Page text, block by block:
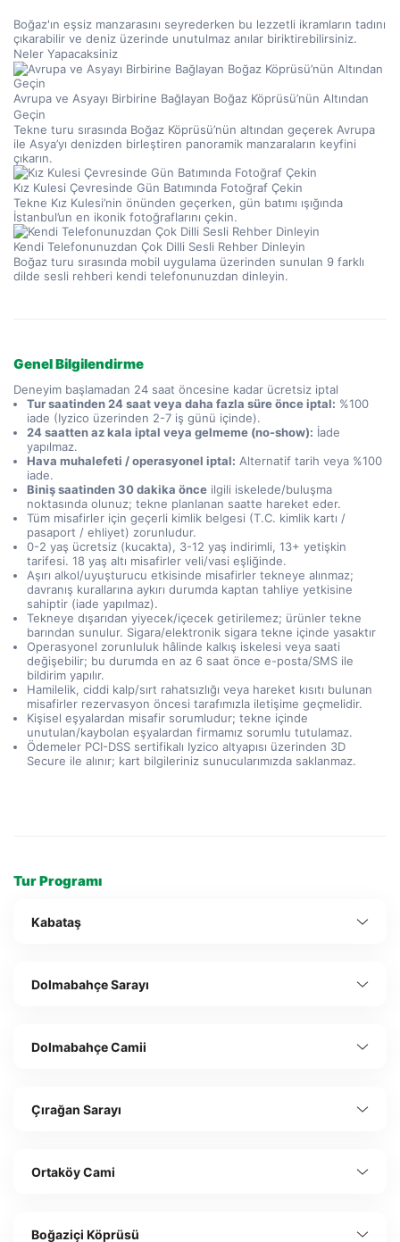
Boğaz'ın eşsiz manzarasını seyrederken bu lezzetli ikramların tadını
çıkarabilir ve deniz üzerinde unutulmaz anılar biriktirebilirsiniz.
Neler Yapacaksiniz
Avrupa ve Asyayı Birbirine Bağlayan Boğaz Köprüsü’nün Altından
Geçin
Tekne turu sırasında Boğaz Köprüsü’nün altından geçerek Avrupa
ile Asya’yı denizden birleştiren panoramik manzaraların keyfini
çıkarın.
Kız Kulesi Çevresinde Gün Batımında Fotoğraf Çekin
Tekne Kız Kulesi’nin önünden geçerken, gün batımı ışığında
İstanbul’un en ikonik fotoğraflarını çekin.
Kendi Telefonunuzdan Çok Dilli Sesli Rehber Dinleyin
Boğaz turu sırasında mobil uygulama üzerinden sunulan 9 farklı
dilde sesli rehberi kendi telefonunuzdan dinleyin.
Genel Bilgilendirme
Deneyim başlamadan 24 saat öncesine kadar ücretsiz iptal
Tur saatinden 24 saat veya daha fazla süre önce iptal: %100
iade (Iyzico üzerinden 2-7 iş günü içinde).
24 saatten az kala iptal veya gelmeme (no-show): İade
yapılmaz.
Hava muhalefeti / operasyonel iptal: Alternatif tarih veya %100
iade.
Biniş saatinden 30 dakika önce ilgili iskelede/buluşma
noktasında olunuz; tekne planlanan saatte hareket eder.
Tüm misafirler için geçerli kimlik belgesi (T.C. kimlik kartı /
pasaport / ehliyet) zorunludur.
0-2 yaş ücretsiz (kucakta), 3-12 yaş indirimli, 13+ yetişkin
tarifesi. 18 yaş altı misafirler veli/vasi eşliğinde.
Aşırı alkol/uyuşturucu etkisinde misafirler tekneye alınmaz;
davranış kurallarına aykırı durumda kaptan tahliye yetkisine
sahiptir (iade yapılmaz).
Tekneye dışarıdan yiyecek/içecek getirilemez; ürünler tekne
barından sunulur. Sigara/elektronik sigara tekne içinde yasaktır
Operasyonel zorunluluk hâlinde kalkış iskelesi veya saati
değişebilir; bu durumda en az 6 saat önce e-posta/SMS ile
bildirim yapılır.
Hamilelik, ciddi kalp/sırt rahatsızlığı veya hareket kısıtı bulunan
misafirler rezervasyon öncesi tarafımızla iletişime geçmelidir.
Kişisel eşyalardan misafir sorumludur; tekne içinde
unutulan/kaybolan eşyalardan firmamız sorumlu tutulamaz.
Ödemeler PCI-DSS sertifikalı Iyzico altyapısı üzerinden 3D
Secure ile alınır; kart bilgileriniz sunucularımızda saklanmaz.
Tur Programı
Kabataş
Dolmabahçe Sarayı
Dolmabahçe Camii
Çırağan Sarayı
Ortaköy Cami
Boğaziçi Köprüsü